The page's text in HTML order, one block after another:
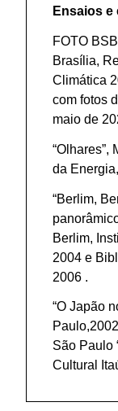
Ensaios
FOTO
Brasília,
Climática
com fotos
maio de
“Olhares”,
da
“Berlim,
Berlim,
2004 e
2006 .
“O Japão
São Paulo
Cultural